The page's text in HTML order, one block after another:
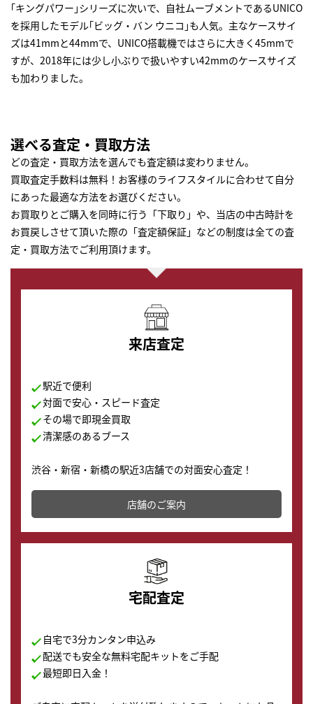
｢キングパワー｣シリーズに次いで、自社ムーブメントであるUNICO
を採用したモデル｢ビッグ・バン ウニコ｣も人気。主なケースサイ
ズは41mmと44mmで、UNICO搭載機ではさらに大きく45mmで
すが、2018年には少し小ぶりで扱いやすい42mmのケースサイズ
も加わりました。
選べる査定・買取方法
どの査定・買取方法を選んでも査定額は変わりません。
買取査定手数料は無料！お客様のライフスタイルに合わせて自分
にあった最適な方法をお選びください。
お買取りとご購入を同時に行う「下取り」や、当店の中古時計を
お買戻しさせて頂いた際の「査定額保証」などの制度は全ての査
定・買取方法でご利用頂けます。
来店査定
駅近で便利
対面で安心・スピード査定
その場で即現金買取
清潔感のあるブース
渋谷・新宿・新橋の駅近3店舗での対面安心査定！
その場で現金買取致します。渋谷本店では、時計販売の
店舗を併設しており、下取りに出してお得に新しい時計
の購入もできます♪
店舗のご案内
宅配査定
自宅で3分カンタン申込み
配送でも安全な無料宅配キットをご手配
最短即日入金！